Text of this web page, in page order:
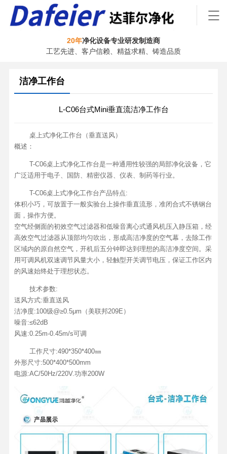
20年净化设备专业研发制造商
工艺先进、客户信赖、精益求精、铸造品质
洁净工作台
L-C06台式Mini垂直流洁净工作台
桌上式净化工作台（垂直送风）
概述：
T-C06桌上式净化工作台是一种通用性较强的局部净化设备，它
广泛适用于电子、国防、精密仪器、仪表、制药等行业。
T-C06桌上式净化工作台产品特点:
体积小巧，可放置于一般实验台上操作垂直流形，准闭合式不锈钢台
面，操作方便。
空气经侧面的初效空气过滤器和低噪音离心式通风机压入静压箱，经
高效空气过滤器从顶部均匀吹出，形成高洁净度的空气幕，去除工作
区域内的原自然空气，开机后五分钟即达到理想的高洁净度空间。采
用可调风机双速调节风量大小，轻触型开关调节电压，保证工作区内
的风速始终处于理想状态。
技术参数:
送风方式:垂直送风
洁净度:100级@≥0.5μm（美联邦209E）
噪音:≤62dB
风速:0.25m-0.45m/s可调
工作尺寸:490*350*400㎜
外形尺寸:500*400*500mm
电源:AC/50Hz/220V.功率200W